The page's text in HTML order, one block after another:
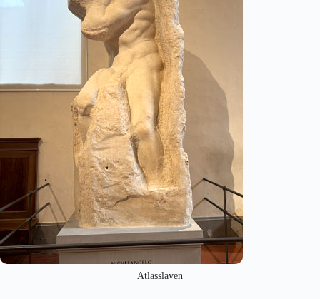
Atlasslaven